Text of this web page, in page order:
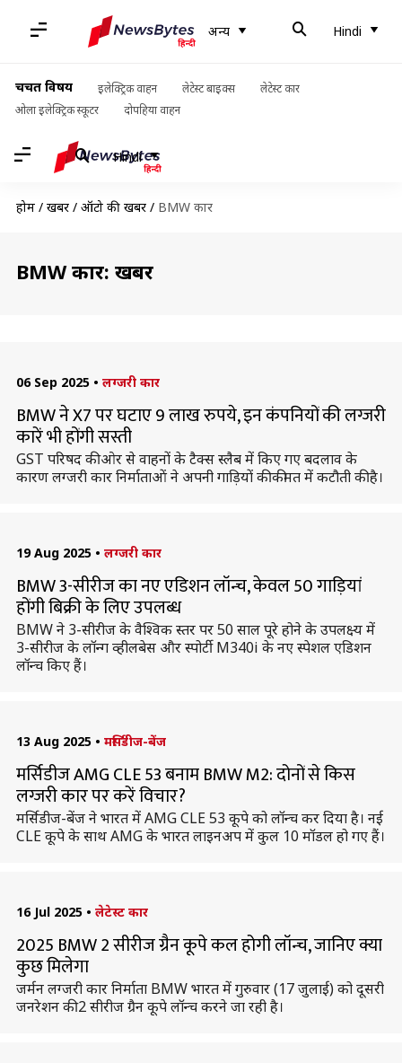
अन्य Hindi
चर्चित विषय इलेक्ट्रिक वाहन लेटेस्ट बाइक्स
लेटेस्ट कार
ओला इलेक्ट्रिक स्कूटर
दोपहिया वाहन
Hindi
होम / खबरें / ऑटो की खबरें / BMW कार
BMW कार: खबरें
06 Sep 2025 • लग्जरी कार
BMW ने X7 पर घटाए 9 लाख रुपये, इन कंपनियों की लग्जरी
कारें भी होंगी सस्ती
GST परिषद की ओर से वाहनों के टैक्स स्लैब में किए गए बदलाव के
कारण लग्जरी कार निर्माताओं ने अपनी गाड़ियों की कीमत में कटौती की है।
19 Aug 2025 • लग्जरी कार
BMW 3-सीरीज का नए एडिशन लॉन्च, केवल 50 गाड़ियां
होंगी बिक्री के लिए उपलब्ध
BMW ने 3-सीरीज के वैश्विक स्तर पर 50 साल पूरे होने के उपलक्ष्य में
3-सीरीज के लॉन्ग व्हीलबेस और स्पोर्टी M340i के नए स्पेशल एडिशन
लॉन्च किए हैं।
13 Aug 2025 • मर्सिडीज-बेंज
मर्सिडीज AMG CLE 53 बनाम BMW M2: दोनों से किस
लग्जरी कार पर करें विचार?
मर्सिडीज-बेंज ने भारत में AMG CLE 53 कूपे को लॉन्च कर दिया है। नई
CLE कूपे के साथ AMG के भारत लाइनअप में कुल 10 मॉडल हो गए हैं।
16 Jul 2025 • लेटेस्ट कार
2025 BMW 2 सीरीज ग्रैन कूपे कल होगी लॉन्च, जानिए क्या
कुछ मिलेगा
जर्मन लग्जरी कार निर्माता BMW भारत में गुरुवार (17 जुलाई) को दूसरी
जनरेशन की 2 सीरीज ग्रैन कूपे लॉन्च करने जा रही है।